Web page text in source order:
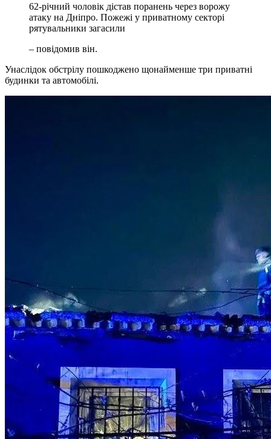
62-річний чоловік дістав поранень через ворожу
атаку на Дніпро. Пожежі у приватному секторі
рятувальники загасили
– повідомив він.
Унаслідок обстрілу пошкоджено щонайменше три приватні
будинки та автомобілі.